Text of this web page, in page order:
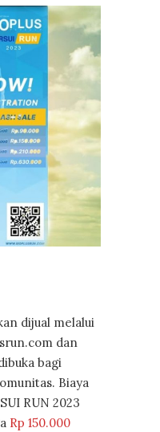
dijual melalui
dan
bagi
Biaya
RUN 2023
Rp 150.000